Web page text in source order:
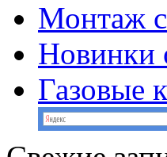
Монтаж
Новинки
Газовые